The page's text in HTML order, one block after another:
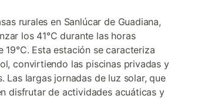
rurales en Sanlúcar de Guadiana,
los 41°C durante las horas
Esta estación se caracteriza
convirtiendo las piscinas privadas y
Las largas jornadas de luz solar, que
disfrutar de actividades acuáticas y